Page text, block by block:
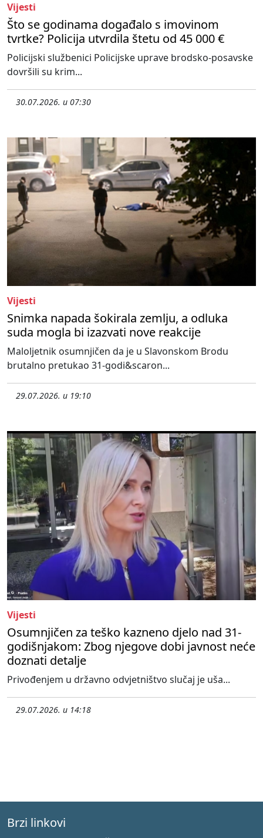
Vijesti
Što se godinama događalo s imovinom
tvrtke? Policija utvrdila štetu od 45 000 €
Policijski službenici Policijske uprave brodsko-posavske
dovršili su krim...
30.07.2026. u 07:30
Vijesti
Snimka napada šokirala zemlju, a odluka
suda mogla bi izazvati nove reakcije
Maloljetnik osumnjičen da je u Slavonskom Brodu
brutalno pretukao 31-godi&scaron...
29.07.2026. u 19:10
Vijesti
Osumnjičen za teško kazneno djelo nad 31-
godišnjakom: Zbog njegove dobi javnost neće
doznati detalje
Privođenjem u državno odvjetništvo slučaj je uša...
29.07.2026. u 14:18
Brzi linkovi